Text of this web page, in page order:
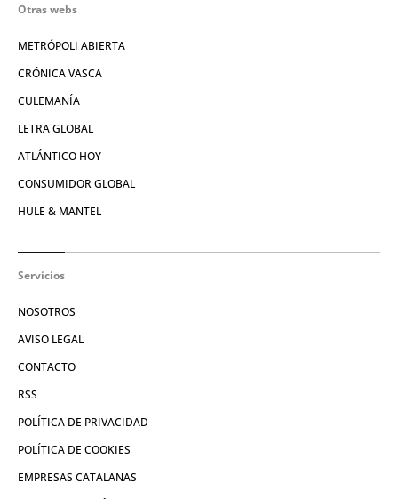
Otras webs
METRÓPOLI ABIERTA
CRÓNICA VASCA
CULEMANÍA
LETRA GLOBAL
ATLÁNTICO HOY
CONSUMIDOR GLOBAL
HULE & MANTEL
Servicios
NOSOTROS
AVISO LEGAL
CONTACTO
RSS
POLÍTICA DE PRIVACIDAD
POLÍTICA DE COOKIES
EMPRESAS CATALANAS